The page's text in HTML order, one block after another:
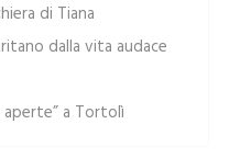
di Tiana
dalla vita audace
aperte” a Tortolì